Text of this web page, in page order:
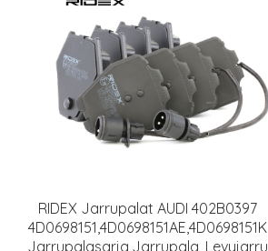
RIDEX Jarrupalat AUDI 402B0397
4D0698151,4D0698151AE,4D0698151K
Jarrupalasarja,Jarrupala, Levyjarru